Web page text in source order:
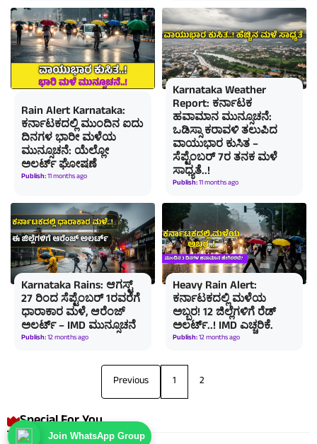
Rain Alert Karnataka:
ಕರ್ನಾಟಕದಲ್ಲಿ ಮುಂದಿನ ಐದು
ದಿನಗಳ ಭಾರೀ ಮಳೆಯ
ಮುನ್ಸೂಚನೆ: ಯೆಲ್ಲೋ
ಅಲರ್ಟ್ ಘೋಷಣೆ
Publish:11 months ago
Karnataka Weather
Report: ಕರ್ನಾಟಕ
ಹವಾಮಾನ ಮುನ್ಸೂಚನೆ:
ಒಡಿಸ್ಸಾ ಕರಾವಳಿ ತಲುಪಿದ
ವಾಯುಭಾರ ಕುಸಿತ –
ಸೆಪ್ಟೆಂಬರ್ 7ರ ತನಕ ಮಳೆ
ಸಾಧ್ಯತೆ..!
Publish:11 months ago
Karnataka Rains: ಆಗಸ್ಟ್
27 ರಿಂದ ಸೆಪ್ಟೆಂಬರ್ 1ರವರೆಗೆ
ಧಾರಾಕಾರ ಮಳೆ, ಆರೆಂಜ್
ಅಲರ್ಟ್ – IMD ಮುನ್ಸೂಚನೆ
Publish:12 months ago
Heavy Rain Alert:
ಕರ್ನಾಟಕದಲ್ಲಿ ಮಳೆಯ
ಅಬ್ಬರ! 12 ಜಿಲ್ಲೆಗಳಿಗೆ ರೆಡ್
ಅಲರ್ಟ್..! IMD ಎಚ್ಚರಿಕೆ.
Publish:12 months ago
Previous 1 2
Special For You
Join WhatsApp Group